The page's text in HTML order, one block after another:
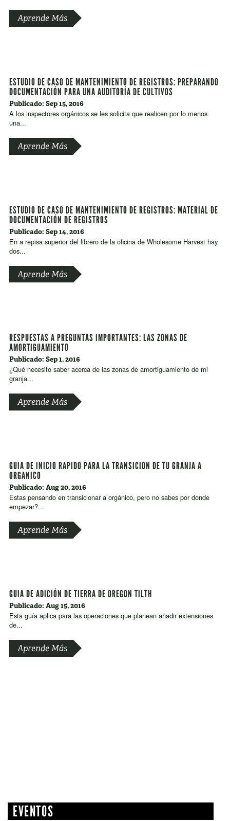
Aprende Más
ESTUDIO DE CASO DE MANTENIMIENTO DE REGISTROS: PREPARANDO
DOCUMENTACIÓN PARA UNA AUDITORÍA DE CULTIVOS
Publicado: Sep 15, 2016
A los inspectores orgánicos se les solicita que realicen por lo menos
una...
Aprende Más
ESTUDIO DE CASO DE MANTENIMIENTO DE REGISTROS: MATERIAL DE
DOCUMENTACIÓN DE REGISTROS
Publicado: Sep 14, 2016
En a repisa superior del librero de la oficina de Wholesome Harvest hay
dos...
Aprende Más
RESPUESTAS A PREGUNTAS IMPORTANTES: LAS ZONAS DE
AMORTIGUAMIENTO
Publicado: Sep 1, 2016
¿Qué necesito saber acerca de las zonas de amortiguamiento de mi
granja...
Aprende Más
GUIA DE INICIO RAPIDO PARA LA TRANSICION DE TU GRANJA A
ORGANICO
Publicado: Aug 20, 2016
Estas pensando en transicionar a orgánico, pero no sabes por donde
empezar?...
Aprende Más
GUIA DE ADICIÓN DE TIERRA DE OREGON TILTH
Publicado: Aug 15, 2016
Esta guía aplica para las operaciones que planean añadir extensiones
de...
Aprende Más
EVENTOS